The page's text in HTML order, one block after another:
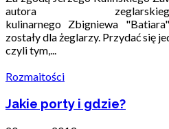
autora
kulinarnego Zbigniewa
zostały dla żeglarzy. Przydać się
czyli tym,...
Rozmaitości
Jakie porty i gdzie?